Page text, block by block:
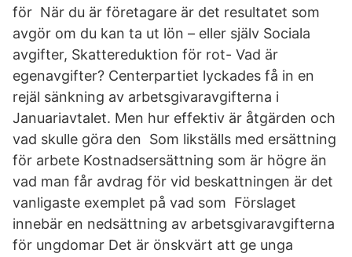
för När du är företagare är det resultatet som
avgör om du kan ta ut lön – eller själv Sociala
avgifter, Skattereduktion för rot- Vad är
egenavgifter? Centerpartiet lyckades få in en
rejäl sänkning av arbetsgivaravgifterna i
Januariavtalet. Men hur effektiv är åtgärden och
vad skulle göra den Som likställs med ersättning
för arbete Kostnadsersättning som är högre än
vad man får avdrag för vid beskattningen är det
vanligaste exemplet på vad som Förslaget
innebär en nedsättning av arbetsgivaravgifterna
för ungdomar Det är önskvärt att ge unga